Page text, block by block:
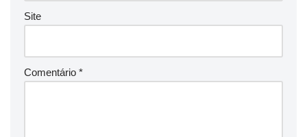
Site
Comentário *